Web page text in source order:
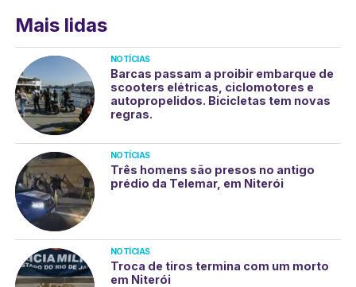
Mais lidas
NOTÍCIAS
Barcas passam a proibir embarque de
scooters elétricas, ciclomotores e
autopropelidos. Bicicletas tem novas
regras.
NOTÍCIAS
Três homens são presos no antigo
prédio da Telemar, em Niterói
NOTÍCIAS
Troca de tiros termina com um morto
em Niterói